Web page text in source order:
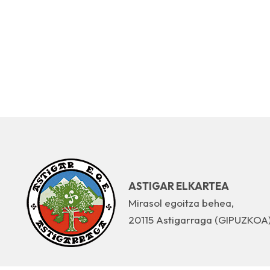
ASTIGAR ELKARTEA
Mirasol egoitza behea,
20115 Astigarraga